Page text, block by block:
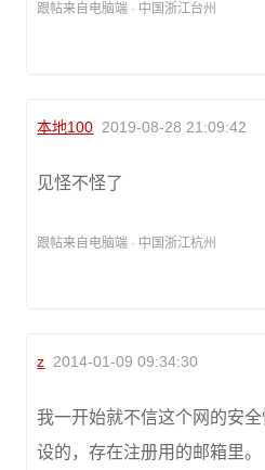
跟帖来自电脑端 · 中国浙江台州
本地100 2019-08-28 21:09:42
见怪不怪了
跟帖来自电脑端 · 中国浙江杭州
z 2014-01-09 09:34:30
我一开始就不信这个网的安
设的，存在注册用的邮箱里。